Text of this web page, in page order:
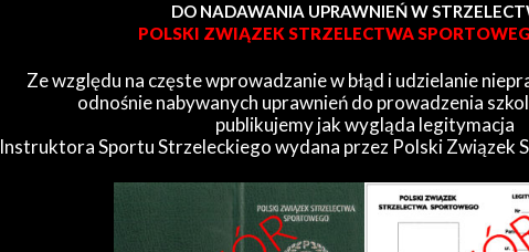
DO NADAWANIA UPRAWNIEŃ W
POLSKI ZWIĄZEK STRZELECTWA
Ze względu na częste wprowadzanie w błąd i udzielanie
odnośnie nabywanych uprawnień do prowadzenia
publikujemy jak wygląda legitymacja
Instruktora Sportu Strzeleckiego wydana przez Polski Związek